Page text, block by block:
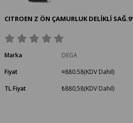
CITROEN Z ÖN ÇAMURLUK DELİKLİ
Marka
DEGA
Fiyat
¤880.58(KDV Dahil)
TL Fiyat
₺880,58(KDV Dahil)